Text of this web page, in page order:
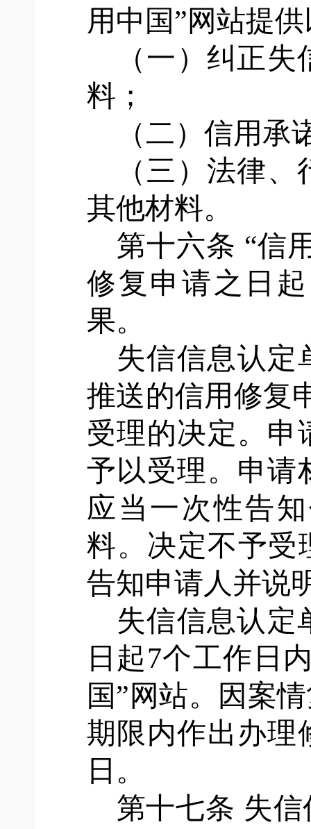
用中国”网站提
（一）纠正
料；
（二）信用承
（三）法律
其他材料。
第十六条 “信
修复申请之日
果。
失信信息认定
推送的信用修复
受理的决定。申
予以受理。申请
应当一次性告
料。决定不予受
告知申请人并说
失信信息认定
日起7个工作日
国”网站。因案
期限内作出办理
日。
第十七条 失